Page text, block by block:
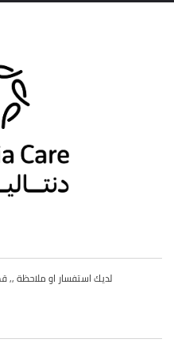
لديك استفسار او ملاحظة ,, قم